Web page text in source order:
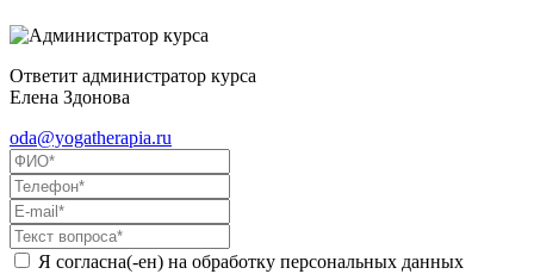
Ответит администратор курса
Елена Здонова
oda@yogatherapia.ru
Я согласна(-ен) на обработку персональных данных